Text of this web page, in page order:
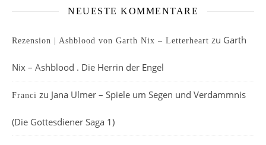
NEUESTE KOMMENTARE
Rezension | Ashblood von Garth Nix – Letterheart zu Garth
Nix – Ashblood . Die Herrin der Engel
Franci zu Jana Ulmer – Spiele um Segen und Verdammnis
(Die Gottesdiener Saga 1)